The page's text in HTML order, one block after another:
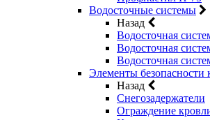
Водосточные системы
Назад
Водосточная
Водосточная
Водосточная
Элементы безопасности
Назад
Снегозадержатели
Ограждение